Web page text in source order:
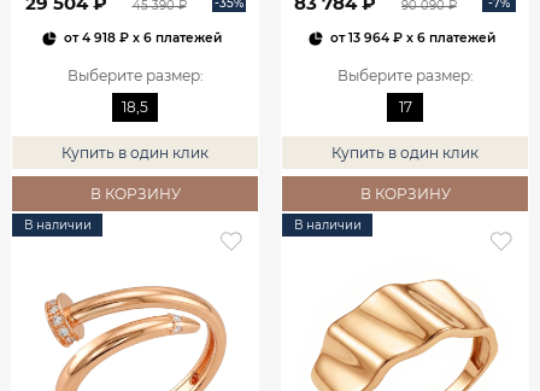
45 390 ₽
от4 918 ₽x 6 платежей
Выберите размер:
18,5
Купить в один клик
В КОРЗИНУ
90 090 ₽
от13 964 ₽x 6 платежей
Выберите размер:
17
Купить в один клик
В КОРЗИНУ
В наличии В наличии